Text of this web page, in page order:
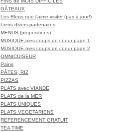
GÂTEAUX
Les Blogs que j'aime visiter (pas à jour!)
Liens divers partenaires
MENUS (propositions)
MUSIQUE,mes coups de coeur page 1
MUSIQUE,mes coups de coeur page 2
OMNICUISEUR
Pains
PÂTES, RIZ
PIZZAS
PLATS avec VIANDE
PLATS de la MER
PLATS UNIQUES
PLATS VEGETARIENS
REFERENCEMENT GRATUIT
TEA TIME